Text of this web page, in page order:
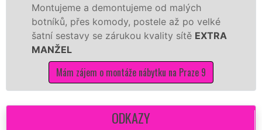
a demontujeme od malých
přes komody, postele až po velké
sestavy se zárukou kvality sítěEXTRA
Mám zájem o montáže nábytku na Praze 9
ODKAZY